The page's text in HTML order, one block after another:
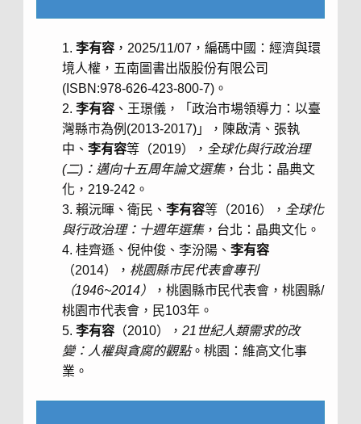
李有容，2025/11/07，編碼中國：經濟與環
境人權，五南圖書出版股份有限公司
(ISBN:978-626-423-800-7)。
李有容、王璟儀，「政治市場領導力：以臺
灣縣市為例(2013-2017)」，陳啟清、張執
中、 李有容等（2019）， 全球化與行政治理
(二)：邁向十五周年論文選集，台北：晶典文
化，219-242。
賴沅暉、衛民、 李有容等（2016）， 全球化
與行政治理：十週年選集，台北：晶典文化。
桂齊遜、倪仲俊、李汾陽、 李有容
（2014）， 桃園縣市民代表會專刊
（1946~2014）
，桃園縣市民代表會，桃園縣/
桃園市代表會，民103年。
李有容（2010）， 21 世紀人類需求的改
變：人權與貪腐的觀點。桃園：維高文化事
業。